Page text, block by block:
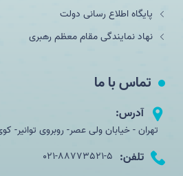
پایگاه اطلاع رسانی دولت
نهاد نمایندگی مقام معظم رهبری
تماس با ما
آدرس:
تهران - خیابان ولی عصر- روبروی توانیر-
تلفن: 021-88773521-5